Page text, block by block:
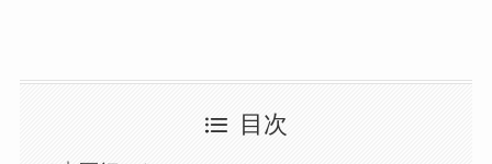
目次